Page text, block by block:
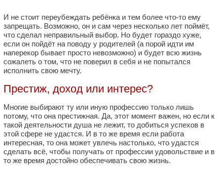
И не стоит переубеждать ребёнка и тем более что-то ему
запрещать. Возможно, он и сам через несколько лет поймёт,
что сделал неправильный выбор. Но будет гораздо хуже,
если он пойдёт на поводу у родителей (а порой идти им
наперекор бывает просто невозможно) и будет всю жизнь
сожалеть о том, что не поверил в себя и не попытался
исполнить свою мечту.
Престиж, доход или интерес?
Многие выбирают ту или иную профессию только лишь
потому, что она престижная. Да, этот момент важен, но если к
такой деятельности душа не лежит, то добиться успехов в
этой сфере не удастся. И в то же время если работа
интересная, то она может увлечь настолько, что удастся
сделать всё, чтобы получать от профессии удовольствие и в
то же время достойно обеспечивать свою жизнь.